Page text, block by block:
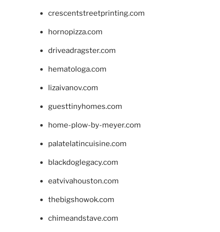
crescentstreetprinting.com
hornopizza.com
driveadragster.com
hematologa.com
lizaivanov.com
guesttinyhomes.com
home-plow-by-meyer.com
palatelatincuisine.com
blackdoglegacy.com
eatvivahouston.com
thebigshowok.com
chimeandstave.com